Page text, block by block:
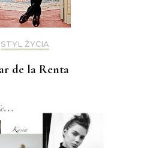
STYL ŻYCIA
de la Renta